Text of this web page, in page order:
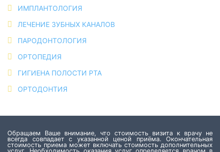
ИМПЛАНТОЛОГИЯ
ЛЕЧЕНИЕ ЗУБНЫХ КАНАЛОВ
ПАРОДОНТОЛОГИЯ
ОРТОПЕДИЯ
ГИГИЕНА ПОЛОСТИ РТА
ОРТОДОНТИЯ
Обращаем Ваше внимание, что стоимость визита к врачу не
всегда совпадает с указанной ценой приёма. Окончательная
стоимость приема может включать стоимость дополнительных